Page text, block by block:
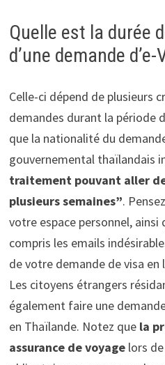
Quelle est la durée
d’une demande d’e-
Celle-ci dépend de plusieurs
demandes durant la période
que la nationalité du
gouvernemental thaïlandais
traitement pouvant aller
plusieurs semaines”.
votre espace personnel,
compris les emails
de votre demande de visa en
Les citoyens étrangers
également faire une
en Thaïlande. Notez quela
assurance de voyagelors de